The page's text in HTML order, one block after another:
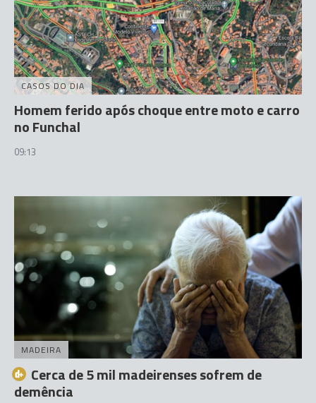
CASOS DO DIA
Homem ferido após choque entre moto e carro
no Funchal
09:13
MADEIRA
Cerca de 5 mil madeirenses sofrem de
demência